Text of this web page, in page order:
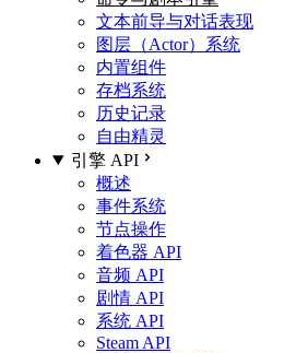
文本前导与对话表现
图层（Actor）系统
内置组件
存档系统
历史记录
自由精灵
引擎 API
概述
事件系统
节点操作
着色器 API
音频 API
剧情 API
系统 API
Steam API